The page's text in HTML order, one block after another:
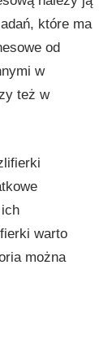
które ma
od
w
też w
warto
można